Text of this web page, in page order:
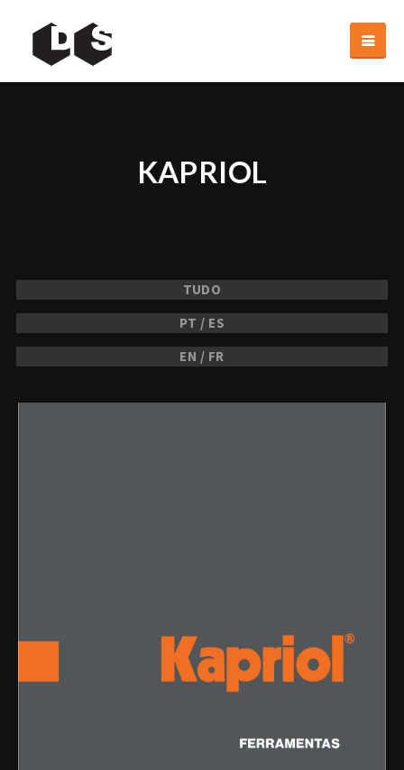
KAPRIOL
TUDO
PT / ES
EN / FR